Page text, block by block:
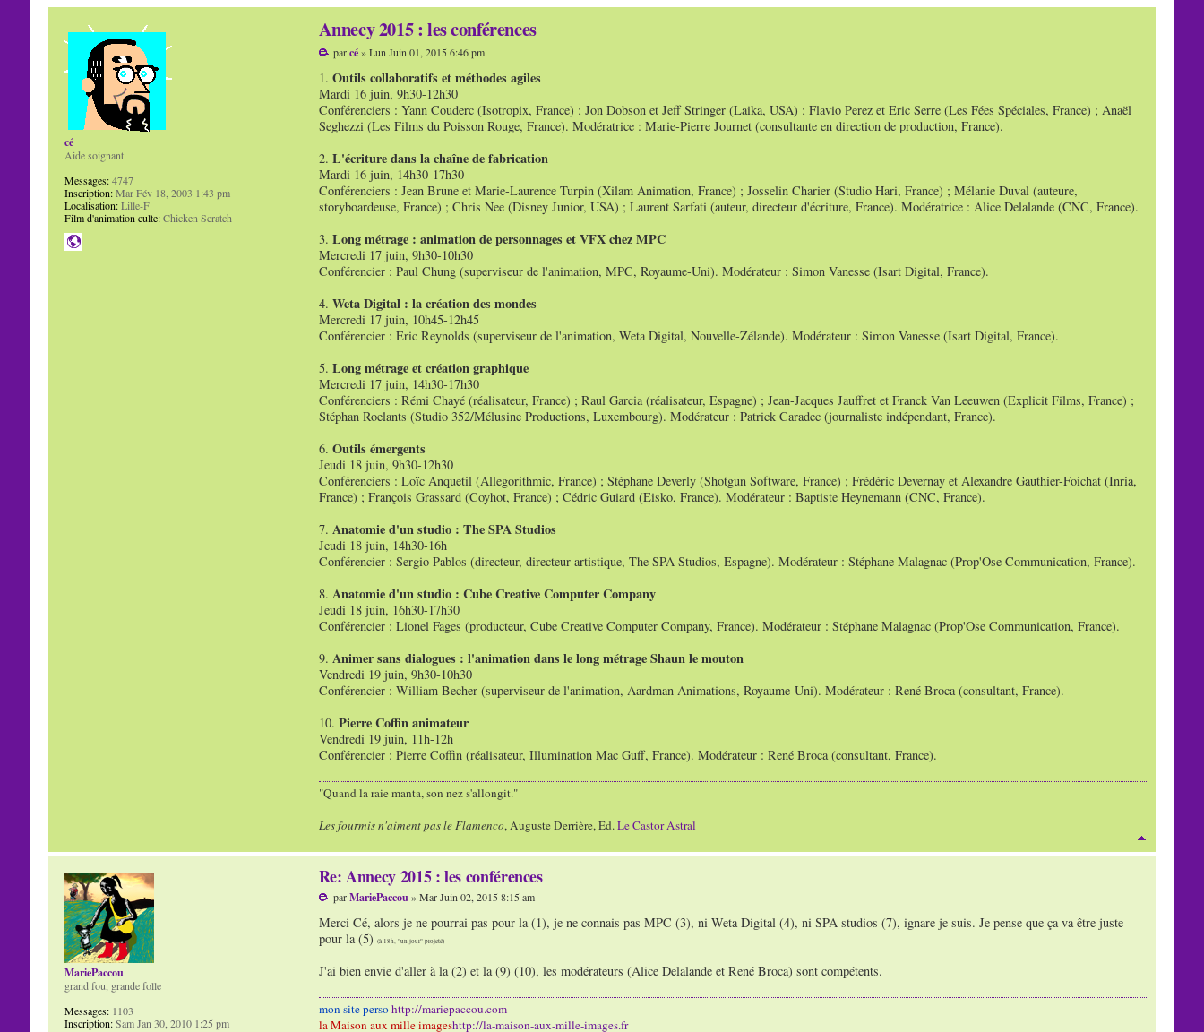
Annecy 2015 : les conférences
parcé» Lun Juin 01, 2015 6:46 pm
1. Outils collaboratifs et méthodes agiles
Mardi 16 juin, 9h30-12h30
Conférenciers : Yann Couderc (Isotropix, France) ; Jon Dobson et Jeff Stringer (Laika, USA) ; Flavio Perez et Eric Serre (Les Fées Spéciales, France) ; Anaël
Seghezzi (Les Films du Poisson Rouge, France). Modératrice : Marie-Pierre Journet (consultante en direction de production, France).
2. L'écriture dans la chaîne de fabrication
Mardi 16 juin, 14h30-17h30
Conférenciers : Jean Brune et Marie-Laurence Turpin (Xilam Animation, France) ; Josselin Charier (Studio Hari, France) ; Mélanie Duval (auteure,
storyboardeuse, France) ; Chris Nee (Disney Junior, USA) ; Laurent Sarfati (auteur, directeur d'écriture, France). Modératrice : Alice Delalande (CNC, France).
3. Long métrage : animation de personnages et VFX chez MPC
Mercredi 17 juin, 9h30-10h30
Conférencier : Paul Chung (superviseur de l'animation, MPC, Royaume-Uni). Modérateur : Simon Vanesse (Isart Digital, France).
4. Weta Digital : la création des mondes
Mercredi 17 juin, 10h45-12h45
Conférencier : Eric Reynolds (superviseur de l'animation, Weta Digital, Nouvelle-Zélande). Modérateur : Simon Vanesse (Isart Digital, France).
5. Long métrage et création graphique
Mercredi 17 juin, 14h30-17h30
Conférenciers : Rémi Chayé (réalisateur, France) ; Raul Garcia (réalisateur, Espagne) ; Jean-Jacques Jauffret et Franck Van Leeuwen (Explicit Films, France) ;
Stéphan Roelants (Studio 352/Mélusine Productions, Luxembourg). Modérateur : Patrick Caradec (journaliste indépendant, France).
6. Outils émergents
Jeudi 18 juin, 9h30-12h30
Conférenciers : Loïc Anquetil (Allegorithmic, France) ; Stéphane Deverly (Shotgun Software, France) ; Frédéric Devernay et Alexandre Gauthier-Foichat (Inria,
France) ; François Grassard (Coyhot, France) ; Cédric Guiard (Eisko, France). Modérateur : Baptiste Heynemann (CNC, France).
7. Anatomie d'un studio : The SPA Studios
Jeudi 18 juin, 14h30-16h
Conférencier : Sergio Pablos (directeur, directeur artistique, The SPA Studios, Espagne). Modérateur : Stéphane Malagnac (Prop'Ose Communication, France).
8. Anatomie d'un studio : Cube Creative Computer Company
Jeudi 18 juin, 16h30-17h30
Conférencier : Lionel Fages (producteur, Cube Creative Computer Company, France). Modérateur : Stéphane Malagnac (Prop'Ose Communication, France).
9. Animer sans dialogues : l'animation dans le long métrage Shaun le mouton
Vendredi 19 juin, 9h30-10h30
Conférencier : William Becher (superviseur de l'animation, Aardman Animations, Royaume-Uni). Modérateur : René Broca (consultant, France).
10. Pierre Coffin animateur
Vendredi 19 juin, 11h-12h
Conférencier : Pierre Coffin (réalisateur, Illumination Mac Guff, France). Modérateur : René Broca (consultant, France).
"Quand la raie manta, son nez s'allongit."
Les fourmis n'aiment pas le Flamenco, Auguste Derrière, Ed.Le Castor Astral
cé
Aide soignant
Messages:4747
Inscription:Mar Fév 18, 2003 1:43 pm
Localisation:Lille-F
Film d'animation culte:Chicken Scratch
Re: Annecy 2015 : les conférences
parMariePaccou » Mar Juin 02, 2015 8:15 am
Merci Cé, alors je ne pourrai pas pour la (1), je ne connais pas MPC (3), ni Weta Digital (4), ni SPA studios (7), ignare je suis. Je pense que ça va être juste
pour la (5) (à 18h, "un jour" projeté)
J'ai bien envie d'aller à la (2) et la (9) (10), les modérateurs (Alice Delalande et René Broca) sont compétents.
mon site persohttp://mariepaccou.com
la Maison aux mille imageshttp://la-maison-aux-mille-images.fr
MariePaccou
grand fou, grande folle
Messages:1103
Inscription:Sam Jan 30, 2010 1:25 pm